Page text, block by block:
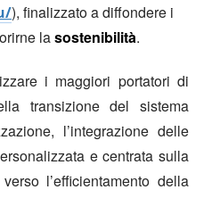
), finalizzato a diffondere i
lasostenibilità.
i maggiori portatori di
transizione del sistema
l’integrazione delle
e centrata sulla
l’efficientamento della